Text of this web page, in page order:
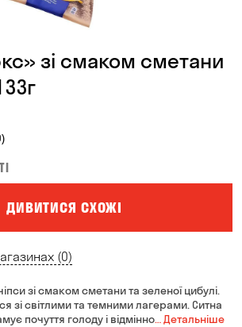
зі смаком сметани
ДИВИТИСЯ СХОЖІ
(0)
зі смаком сметани та зеленої цибулі.
зі світлими та темними лагерами. Ситна
почуття голоду і відмінно… Детальніше